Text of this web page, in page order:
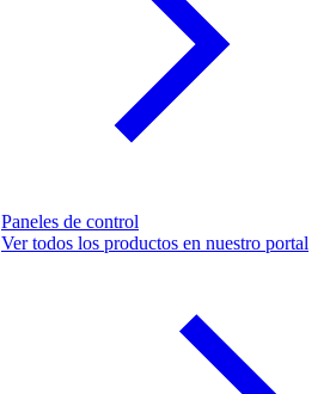
Paneles de control
Ver todos los productos en nuestro portal